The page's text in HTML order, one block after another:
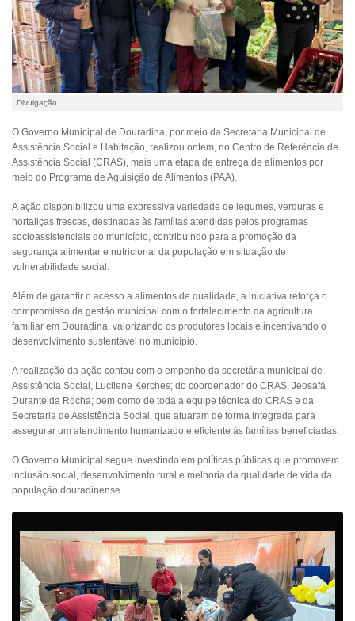
Divulgação
O Governo Municipal de Douradina, por meio da Secretaria Municipal de
Assistência Social e Habitação, realizou ontem, no Centro de Referência de
Assistência Social (CRAS), mais uma etapa de entrega de alimentos por
meio do Programa de Aquisição de Alimentos (PAA).
A ação disponibilizou uma expressiva variedade de legumes, verduras e
hortaliças frescas, destinadas às famílias atendidas pelos programas
socioassistenciais do município, contribuindo para a promoção da
segurança alimentar e nutricional da população em situação de
vulnerabilidade social.
Além de garantir o acesso a alimentos de qualidade, a iniciativa reforça o
compromisso da gestão municipal com o fortalecimento da agricultura
familiar em Douradina, valorizando os produtores locais e incentivando o
desenvolvimento sustentável no município.
A realização da ação contou com o empenho da secretária municipal de
Assistência Social, Lucilene Kerches; do coordenador do CRAS, Jeosafá
Durante da Rocha; bem como de toda a equipe técnica do CRAS e da
Secretaria de Assistência Social, que atuaram de forma integrada para
assegurar um atendimento humanizado e eficiente às famílias beneficiadas.
O Governo Municipal segue investindo em políticas públicas que promovem
inclusão social, desenvolvimento rural e melhoria da qualidade de vida da
população douradinense.